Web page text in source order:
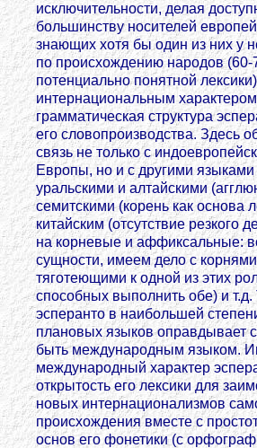
исключительности, делая
большинству носителей
знающих хотя бы один из них у
по происхождению народов (60-
потенциально понятной
интернациональным
грамматическая структура
его словопроизводства. Здесь
связь не только с
Европы, но и с другими
уральскими и алтайскими
семитскими (корень как основа
китайским (отсутствие резкого
на корневые и аффиксальные:
сущности, имеем дело с
тяготеющими к одной из этих
способных выполнить обе) и
эсперанто в наибольшей
плановых языков оправдывает
быть международным языком.
международный характер
открытость его лексики для
новых интернационализмов
происхождения вместе с
основ его фонетики (с